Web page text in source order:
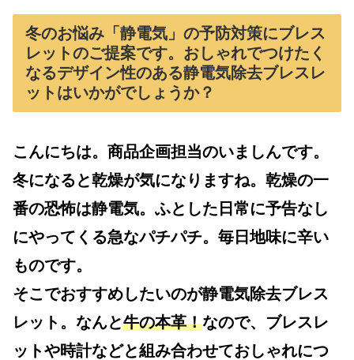
冬のお悩み「静電気」の予防対策にブレス
レットのご提案です。おしゃれでつけたく
なるデザイン性のある静電気除去ブレスレ
ットはいかがでしょうか？
こんにちは。商品企画担当のいましんです。
冬になると乾燥が気になりますね。乾燥の一
番の恐怖は静電気。ふとした日常に予告なし
にやってくる急なパチパチ。毎日地味に辛い
ものです。
そこでおすすめしたいのが静電気除去ブレス
レット。なんと牛の本革！なので、ブレスレ
ットや時計などと組み合わせておしゃれにつ